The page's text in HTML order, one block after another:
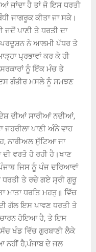
ਜਾਂਦਾ ਹੈ ਤਾਂ ਜੋ ਇਸ ਧਰਤੀ
ਜਾਗਰੂਕ ਕੀਤਾ ਜਾ ਸਕੇ।
ਪਾਣੀ ਤੇ ਧਰਤੀ ਦਾ
ਨੇ ਆਲਮੀ ਪੱਧਰ ਤੇ
ਪ੍ਰਭਾਵਾਂ ਕਰ ਕੇ ਹੀ
ਨੂੰ ਇੱਕ ਮੰਚ ਤੇ
ਗੰਭੀਰ ਮਸਲੇ ਨੂੰ ਸਮਝਣ
ਦੇਸ਼ ਦੀਆਂ ਸਾਰੀਆਂ ਨਦੀਆਂ,
ਪਾਣੀ ਅੰਨੇ ਵਾਹ
ਨਾਰੀਅਲ ਸੁੱਟਿਆ ਜਾ
ਵਰਤੋ ਹੋ ਰਹੀ ਹੈ।ਖਾਣ
ਜਿਸ ਨੂੰ ਪੰਜ ਦਰਿਆਵਾਂ
ਧਰਤੀ ਤੇ ਰਚੇ ਗਏ ਸ੍ਰੀ ਗੁਰੂ
ਮਾਤਾ ਧਰਤਿ ਮਹਤੁ॥ ਵਿੱਚ
ਗੱਲ ਇਸ ਪਾਵਣ ਧਰਤੀ ਤੇ
ਹੋਇਆ ਹੈ, ਤੇ ਇਸ
ਖੰਡ ਵਿੱਚ ਗੁਰਬਾਣੀ ਲੈਕੇ
ਹੈ,ਪੰਜਾਬ ਦੇ ਜਲ